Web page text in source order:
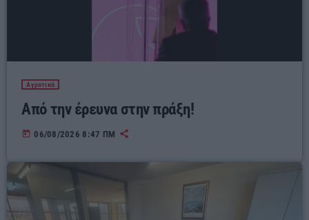
Αγροτικά
Από την έρευνα στην πράξη!
today 06/08/2026 8:47 ΠΜ